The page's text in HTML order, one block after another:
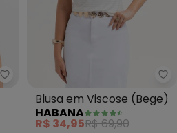
Essendi - Blusa Feminina em
Blusa em Viscose (Bege)
HABANA
R$ 34,95R$ 69,90